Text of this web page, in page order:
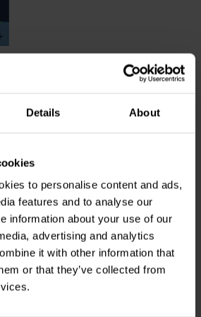
Details About
to personalise content and ads,
features and to analyse our
information about your use of our
advertising and analytics
it with other information that
or that they’ve collected from
Milletler Küresel İlkeler
oldu
çevreyi korumayı ve her türlü
taahhüt eden bir şirket olarak
istiyoruz.